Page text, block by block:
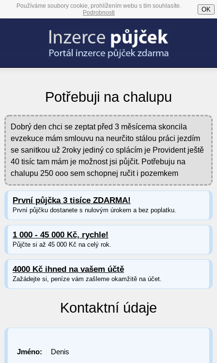
Používáme soubory cookie, prohlížením webu s tím souhlasíte.
Podrobnosti
OK
Potřebuji na chalupu
Dobrý den chci se zeptat před 3 měsícema skoncila
evzekuce mám smlouvu na neurčito stálou práci jezdím
se sanitkou už 2roky jediný co splácím je Provident ještě
40 tisíc tam mám je možnost jsi půjčit. Potřebuju na
chalupu 250 ooo sem schopnej ručit i pozemkem
První půjčka 3 tisíce ZDARMA!
První půjčku dostanete s nulovým úrokem a bez poplatku.
1 000 - 45 000 Kč, rychle!
Půjčte si až 45 000 Kč na celý rok.
4000 Kč ihned na vašem účtě
Zažádejte si, peníze vám zašleme okamžitě na účet.
Kontaktní údaje
Jméno: Denis